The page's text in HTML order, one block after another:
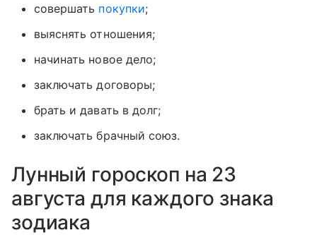
совершать покупки;
выяснять отношения;
начинать новое дело;
заключать договоры;
брать и давать в долг;
заключать брачный союз.
Лунный гороскоп на 23
августа для каждого знака
зодиака